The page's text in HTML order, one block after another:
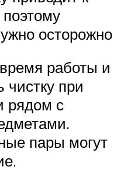
осторожно
работы и
при
рядом с
пары могут